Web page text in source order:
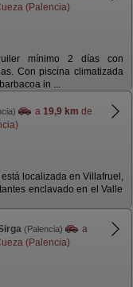
(Palencia)
mínimo 2 días con
Con piscina climatizada
in ...
a 19,9 km de
localizada en Villafruel,
enclavado en el Valle
(Palencia)
a
(Palencia)